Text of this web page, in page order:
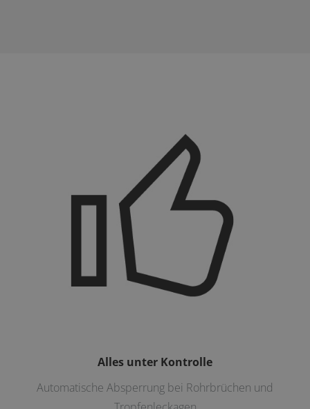
Alles unter Kontrolle
Automatische Absperrung bei Rohrbrüchen und